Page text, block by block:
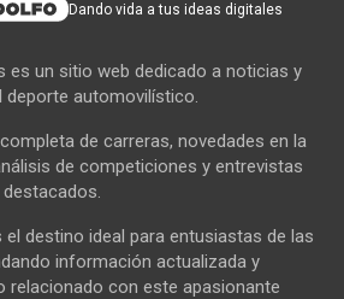
Dando vida a tus ideas digitales
es un sitio web dedicado a noticias y
deporte automovilístico.
de carreras, novedades en la
de competiciones y entrevistas
destino ideal para entusiastas de las
información actualizada y
relacionado con este apasionante